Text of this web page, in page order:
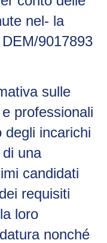
nel- la
9017893
sulle
professionali
degli incarichi
una
candidati
requisiti
loro
nonché